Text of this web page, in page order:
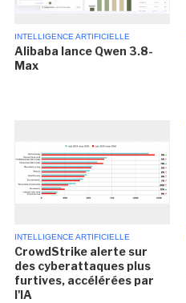
INTELLIGENCE ARTIFICIELLE
Alibaba lance Qwen 3.8-
Max
INTELLIGENCE ARTIFICIELLE
CrowdStrike alerte sur
des cyberattaques plus
furtives, accélérées par
l'IA